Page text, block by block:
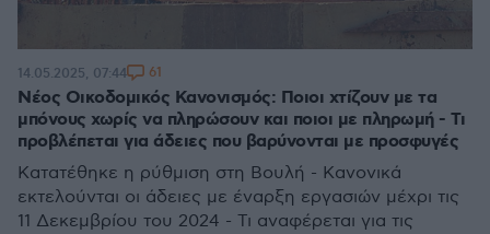
Νέος Οικοδομικός Κανονισμός: Ποιοι χτίζουν με τα
μπόνους χωρίς να πληρώσουν και ποιοι με πληρωμή - Τι
προβλέπεται για άδειες που βαρύνονται με προσφυγές
Κατατέθηκε η ρύθμιση στη Βουλή - Κανονικά
εκτελούνται οι άδειες με έναρξη εργασιών μέχρι τις
11 Δεκεμβρίου του 2024 - Τι αναφέρεται για τις
14.05.2025, 07:44 61